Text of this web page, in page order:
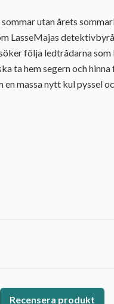
sommar utan årets
LasseMajas
följa ledtrådarna
ta hem segern och
massa nytt kul pyssel
Recensera produkt